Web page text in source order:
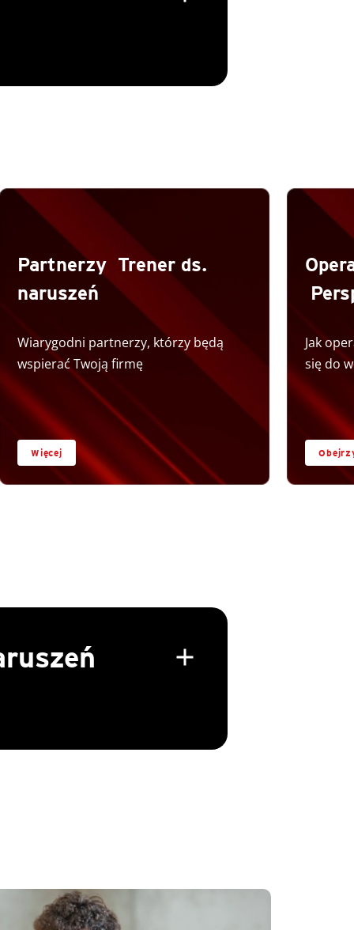
Partnerzy Trener ds.
naruszeń
Wiarygodni partnerzy, którzy będą
wspierać Twoją firmę
Więcej
Jak
się do
add